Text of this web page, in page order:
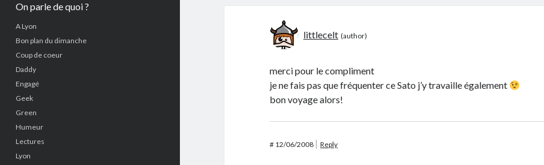
On parle de quoi ?
A Lyon
Bon plan du dimanche
Coup de coeur
Daddy
Engagé
Geek
Green
Humeur
Lectures
Lyon
littlecelt
merci pour le compliment
je ne fais pas que fréquenter ce Sato j’y travaille également
bon voyage alors!
# 12/06/2008 Reply